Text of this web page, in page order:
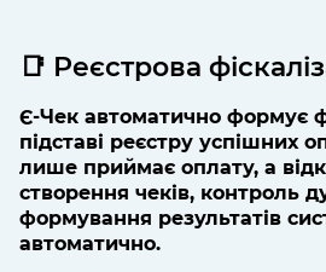
📑 Реєстрова
Є-Чек автоматично формує
підставі реєстру успішних
лише приймає оплату, а
створення чеків, контроль
формування результатів
автоматично.